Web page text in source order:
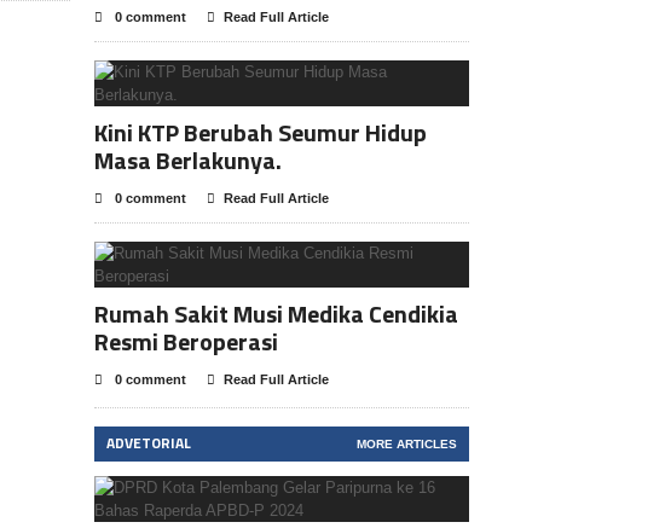
0 comment Read Full Article
Kini KTP Berubah Seumur Hidup
Masa Berlakunya.
0 comment Read Full Article
Rumah Sakit Musi Medika Cendikia
Resmi Beroperasi
0 comment Read Full Article
ADVETORIAL MORE ARTICLES